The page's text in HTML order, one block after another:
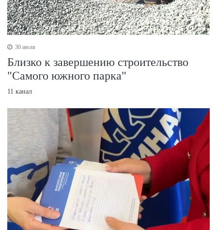
30 июля
Близко к завершению строительство
"Самого южного парка"
11 канал